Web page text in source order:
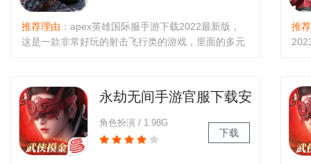
推荐理由 ：apex英雄国际服手游下载2022最新版，
这是一款非常好玩的射击飞行类的游戏，里面的多元
非常的丰富，游戏的场景大气，..
推
技
永劫无间手游官服下载安
装2026最新版
角色扮演 / 1.98G
下载